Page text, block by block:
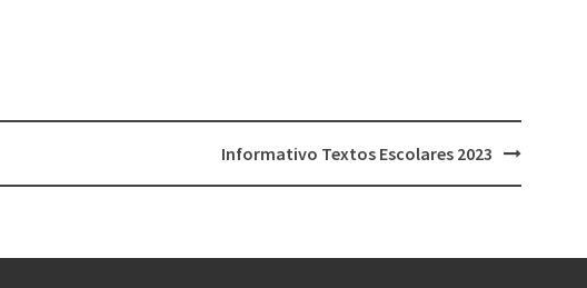
Informativo Textos Escolares 2023